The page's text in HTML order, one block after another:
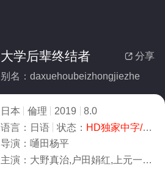
 分享
大学后辈终结者
别名：daxuehoubeizhongjiezhe
日本 倫理 2019
8.0
语言： 日语 状态： HD独家中字/高清
导演： 嗵田杨平
主演： 大野真治,户田娟红,上元一平,坂田一村